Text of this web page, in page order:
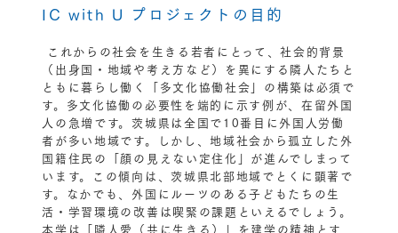
IC with U プロジェクトの目的
これからの社会を生きる若者にとって、社会的背景
（出身国・地域や考え方など）を異にする隣人たちと
ともに暮らし働く「多文化協働社会」の構築は必須で
す。多文化協働の必要性を端的に示す例が、在留外国
人の急増です。茨城県は全国で10番目に外国人労働
者が多い地域です。しかし、地域社会から孤立した外
国籍住民の「顔の見えない定住化」が進んでしまって
います。この傾向は、茨城県北部地域でとくに顕著で
す。なかでも、外国にルーツのある子どもたちの生
活・学習環境の改善は喫緊の課題といえるでしょう。
本学は「隣人愛（共に生きる）」を建学の精神とす